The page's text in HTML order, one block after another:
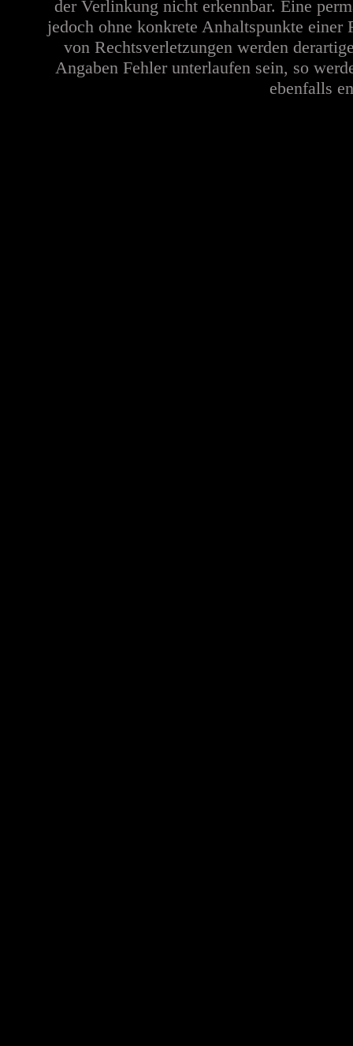
der Verlinkung nicht erkennbar. Eine
jedoch ohne konkrete Anhaltspunkte
von Rechtsverletzungen werden
Angaben Fehler unterlaufen sein, so
ebenfalls